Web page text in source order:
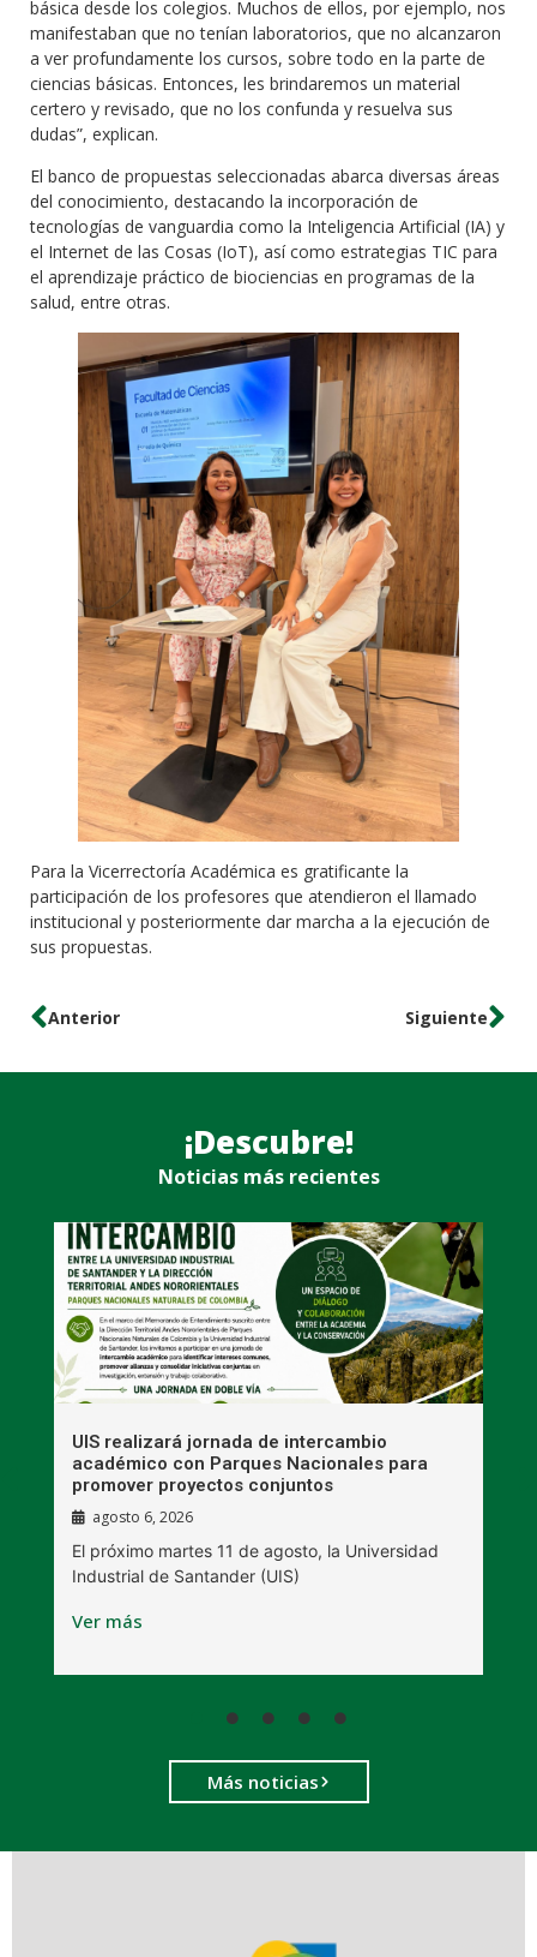
básica desde los colegios. Muchos de ellos, por ejemplo, nos
manifestaban que no tenían laboratorios, que no alcanzaron
a ver profundamente los cursos, sobre todo en la parte de
ciencias básicas. Entonces, les brindaremos un material
certero y revisado, que no los confunda y resuelva sus
dudas”, explican.
El banco de propuestas seleccionadas abarca diversas áreas
del conocimiento, destacando la incorporación de
tecnologías de vanguardia como la Inteligencia Artificial (IA) y
el Internet de las Cosas (IoT), así como estrategias TIC para
el aprendizaje práctico de biociencias en programas de la
salud, entre otras.
Para la Vicerrectoría Académica es gratificante la
participación de los profesores que atendieron el llamado
institucional y posteriormente dar marcha a la ejecución de
sus propuestas.
Anterior Siguiente
¡Descubre!
Noticias más recientes
UIS realizará jornada de intercambio
académico con Parques Nacionales para
promover proyectos conjuntos
agosto 6, 2026
El próximo martes 11 de agosto, la Universidad
Industrial de Santander (UIS)
Ver más
Más noticias